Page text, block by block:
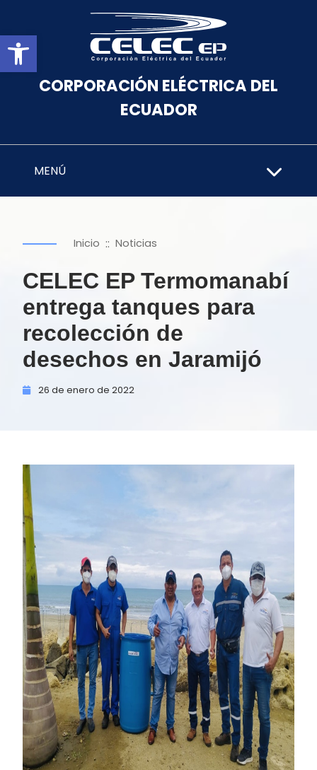
Abrir barra de herramientas
CORPORACIÓN ELÉCTRICA DEL
ECUADOR
MENÚ
Inicio :: Noticias
CELEC EP Termomanabí
entrega tanques para
recolección de
desechos en Jaramijó
26 de enero de 2022